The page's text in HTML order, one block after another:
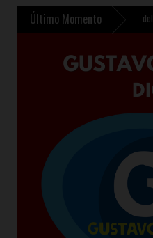
Último Momento
»Congresistas del Estado de